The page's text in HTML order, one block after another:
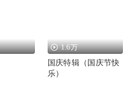
1.6万
国庆特辑（国庆节快
乐）